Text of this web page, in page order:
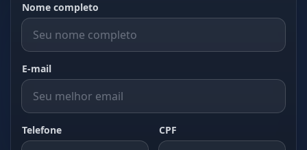
Nome completo
E-mail
Telefone CPF